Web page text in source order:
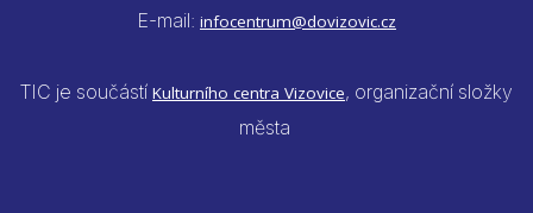
E-mail: infocentrum@dovizovic.cz
TIC je součástí Kulturního centra Vizovice, organizační složky
města